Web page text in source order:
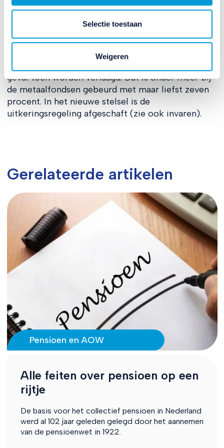
Selectie toestaan
Weigeren
nieuwe stelsel, inclusief het invaren.
Uitkeringsregeling
Deze meest voorkomende regeling is gebaseerd
op een toegezegde uitkering. Die is tot op zekere
geval toch worden verlaagd. Dat is onder meer bij
de metaalfondsen gebeurd met maar liefst zeven
procent. In het nieuwe stelsel is de
uitkeringsregeling afgeschaft (zie ook invaren).
Gerelateerde artikelen
Pensioen en AOW
Alle feiten over pensioen op een
rijtje
De basis voor het collectief pensioen in Nederland
werd al 102 jaar geleden gelegd door het aannemen
van de pensioenwet in 1922.